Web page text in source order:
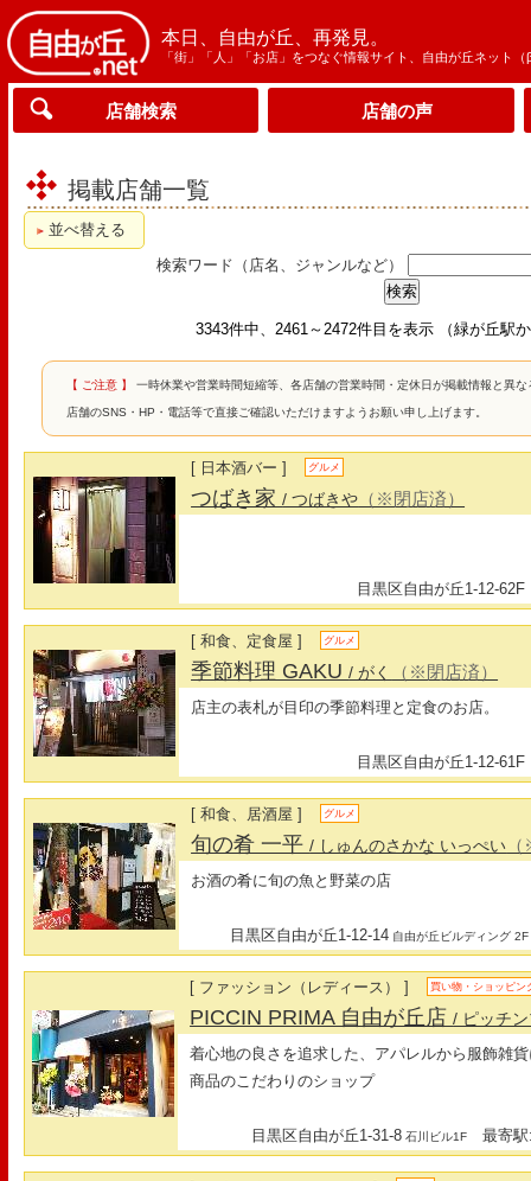
本日、自由が丘、再発見。
「街」「人」「お店」をつなぐ情報サイト、自由が丘ネット（
店舗検索 店舗の声
掲載店舗一覧
並べ替える
検索ワード（店名、ジャンルなど）
3343件中、2461～2472件目を表示 （緑が丘駅
【 ご注意 】 一時休業や営業時間短縮等、各店舗の営業時間・定休日が掲載情報と異
店舗のSNS・HP・電話等で直接ご確認いただけますようお願い申し上げます。
[ 日本酒バー ] グルメ
つばき家/ つばきや （※閉店済）
目黒区自由が丘1-12-62F
[ 和食、定食屋 ] グルメ
季節料理 GAKU/ がく （※閉店済）
店主の表札が目印の季節料理と定食のお店。
目黒区自由が丘1-12-61F
[ 和食、居酒屋 ] グルメ
旬の肴 一平/ しゅんのさかな いっぺい
お酒の肴に旬の魚と野菜の店
目黒区自由が丘1-12-14 自由が丘ビルディング 2F
[ ファッション（レディース） ] 買い物・ショッピン
PICCIN PRIMA 自由が丘店/ ピッチ
着心地の良さを追求した、アパレルから服飾雑
商品のこだわりのショップ
目黒区自由が丘1-31-8 石川ビル1F 最寄駅